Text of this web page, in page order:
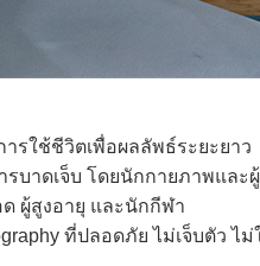
รใช้ชีวิตเพื่อผลลัพธ์ระยะยาว
รบาดเจ็บ โดยนักกายภาพและ
ผู้สูงอายุ และนักกีฬา
ที่ปลอดภัย ไม่เจ็บตัว ไ